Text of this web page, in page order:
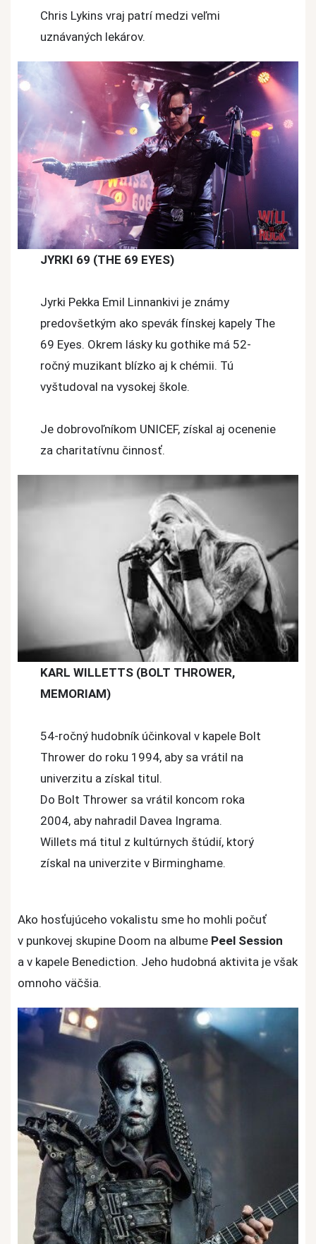
Chris Lykins vraj patrí medzi veľmi
uznávaných lekárov.
JYRKI 69 (THE 69 EYES)
Jyrki Pekka Emil Linnankivi je známy
predovšetkým ako spevák fínskej kapely The
69 Eyes. Okrem lásky ku gothike má 52-
ročný muzikant blízko aj k chémii. Tú
vyštudoval na vysokej škole.
Je dobrovoľníkom UNICEF, získal aj ocenenie
za charitatívnu činnosť.
KARL WILLETTS (BOLT THROWER,
MEMORIAM)
54-ročný hudobník účinkoval v kapele Bolt
Thrower do roku 1994, aby sa vrátil na
univerzitu a získal titul.
Do Bolt Thrower sa vrátil koncom roka
2004, aby nahradil Davea Ingrama.
Willets má titul z kultúrnych štúdií, ktorý
získal na univerzite v Birminghame.
Ako hosťujúceho vokalistu sme ho mohli počuť
v punkovej skupine Doom na albume Peel Session
a v kapele Benediction. Jeho hudobná aktivita je však
omnoho väčšia.